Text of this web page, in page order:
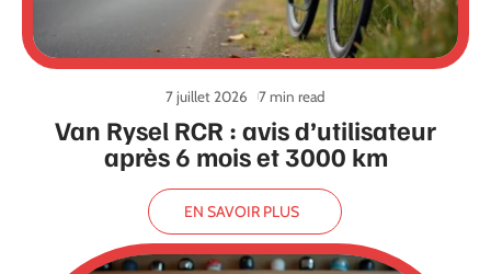
Van Rysel RCR : avis d’utilisateur
après 6 mois et 3000 km
7 juillet 2026 7 min read
EN SAVOIR PLUS